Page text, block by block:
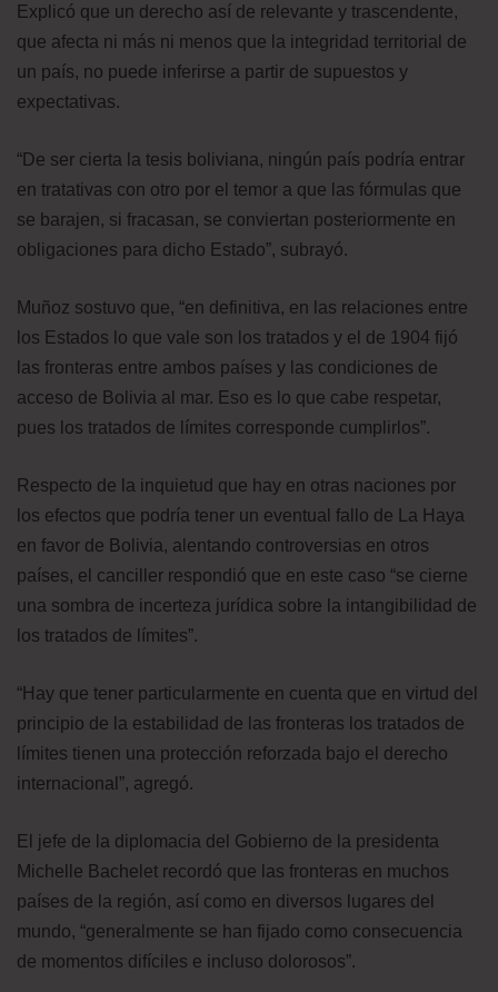
Explicó que un derecho así de relevante y trascendente,
que afecta ni más ni menos que la integridad territorial de
un país, no puede inferirse a partir de supuestos y
expectativas.
“De ser cierta la tesis boliviana, ningún país podría entrar
en tratativas con otro por el temor a que las fórmulas que
se barajen, si fracasan, se conviertan posteriormente en
obligaciones para dicho Estado”, subrayó.
Muñoz sostuvo que, “en definitiva, en las relaciones entre
los Estados lo que vale son los tratados y el de 1904 fijó
las fronteras entre ambos países y las condiciones de
acceso de Bolivia al mar. Eso es lo que cabe respetar,
pues los tratados de límites corresponde cumplirlos”.
Respecto de la inquietud que hay en otras naciones por
los efectos que podría tener un eventual fallo de La Haya
en favor de Bolivia, alentando controversias en otros
países, el canciller respondió que en este caso “se cierne
una sombra de incerteza jurídica sobre la intangibilidad de
los tratados de límites”.
“Hay que tener particularmente en cuenta que en virtud del
principio de la estabilidad de las fronteras los tratados de
límites tienen una protección reforzada bajo el derecho
internacional”, agregó.
El jefe de la diplomacia del Gobierno de la presidenta
Michelle Bachelet recordó que las fronteras en muchos
países de la región, así como en diversos lugares del
mundo, “generalmente se han fijado como consecuencia
de momentos difíciles e incluso dolorosos”.